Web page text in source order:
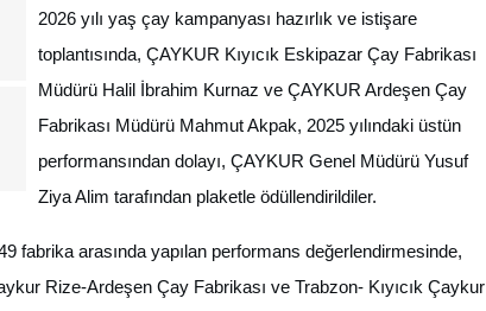
2026 yılı yaş çay kampanyası hazırlık ve istişare
toplantısında, ÇAYKUR Kıyıcık Eskipazar Çay Fabrikası
Müdürü Halil İbrahim Kurnaz ve ÇAYKUR Ardeşen Çay
Fabrikası Müdürü Mahmut Akpak, 2025 yılındaki üstün
performansından dolayı, ÇAYKUR Genel Müdürü Yusuf
Ziya Alim tarafından plaketle ödüllendirildiler.
arasında yapılan performans değerlendirmesinde,
Rize-Ardeşen Çay Fabrikası ve Trabzon- Kıyıcık Çaykur